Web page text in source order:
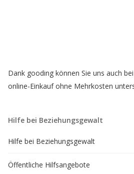
Dank gooding können Sie uns auch
online-Einkauf ohne Mehrkosten
Hilfe bei Beziehungsgewalt
Hilfe bei Beziehungsgewalt
Öffentliche Hilfsangebote